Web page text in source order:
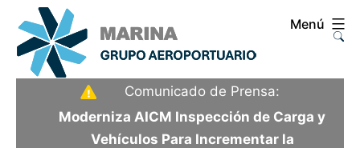
Saltar
al
contenido
Aeropuerto
Internacional
Menú
Comunicado de Prensa:
Moderniza AICM Inspección de Carga y
Vehículos Para Incrementar la